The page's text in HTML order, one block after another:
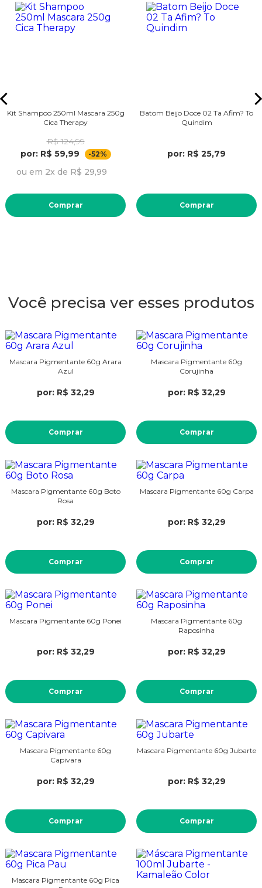
Kit Shampoo 250ml Mascara 250g
Cica Therapy
R$ 124,99
por: R$ 59,99
-52%
ou em 2x de R$ 29,99
Comprar
Batom Beijo Doce 02 Ta Afim? To
Quindim
por: R$ 25,79
Comprar
Você precisa ver esses produtos
Mascara Pigmentante 60g Arara
Azul
por: R$ 32,29
Comprar
Mascara Pigmentante 60g
Corujinha
por: R$ 32,29
Comprar
Mascara Pigmentante 60g Boto
Rosa
por: R$ 32,29
Comprar
Mascara Pigmentante 60g Carpa
por: R$ 32,29
Comprar
Mascara Pigmentante 60g Ponei
por: R$ 32,29
Comprar
Mascara Pigmentante 60g
Raposinha
por: R$ 32,29
Comprar
Mascara Pigmentante 60g
Capivara
por: R$ 32,29
Comprar
Mascara Pigmentante 60g Jubarte
por: R$ 32,29
Comprar
Mascara Pigmentante 60g Pica